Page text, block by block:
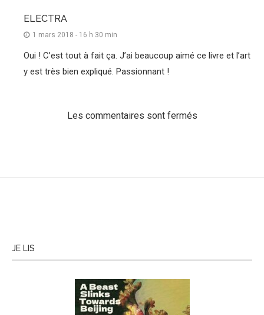
ELECTRA
1 mars 2018 - 16 h 30 min
Oui ! C’est tout à fait ça. J’ai beaucoup aimé ce livre et l’art
y est très bien expliqué. Passionnant !
Les commentaires sont fermés
JE LIS